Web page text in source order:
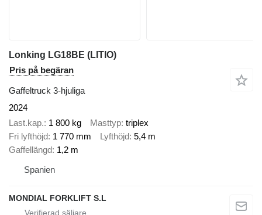
Lonking LG18BE (LITIO)
Pris på begäran
Gaffeltruck 3-hjuliga
2024
Last.kap. 1 800 kg Masttyp triplex
Fri lyfthöjd
1 770 mm Lyfthöjd 5,4 m
Gaffellängd
1,2 m
Spanien
MONDIAL FORKLIFT S.L